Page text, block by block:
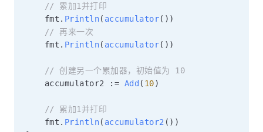
// 累加1并打印
	fmt
. Println( accumulator( ) )
// 再来一次
	fmt
. Println( accumulator( ) )
// 创建另一个累加器，初始值为 10
	accumulator2
:= Add ( 10)
// 累加1并打印
	fmt
. Println( accumulator2 ( ) )